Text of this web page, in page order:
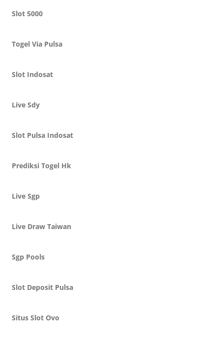
Slot 5000
Togel Via Pulsa
Slot Indosat
Live Sdy
Slot Pulsa Indosat
Prediksi Togel Hk
Live Sgp
Live Draw Taiwan
Sgp Pools
Slot Deposit Pulsa
Situs Slot Ovo